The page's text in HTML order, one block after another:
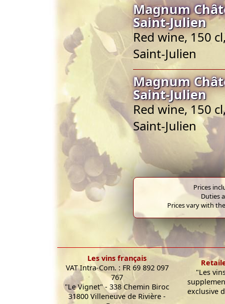
Magnum
Saint-Julien
Red wine, 150
Saint-Julien
Magnum
Saint-Julien
Red wine, 150
Saint-Julien
Prices
Duties
Prices vary with
Les vins français
VAT Intra-Com. : FR 69 892 097
767
"Le Vignet" - 338 Chemin Biroc
31800 Villeneuve de Rivière -
"Les
exclusive